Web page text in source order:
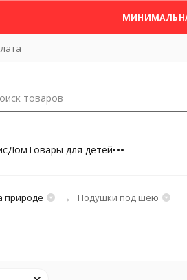
ДомТовары для детей
природе Подушки под шею